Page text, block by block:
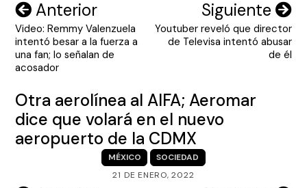
Navegación
de
entradas
Anterior
Video: Remmy Valenzuela
intentó besar a la fuerza a
una fan; lo señalan de
acosador
Siguiente
Youtuber reveló que director
de Televisa intentó abusar
de él
Otra aerolínea al AIFA; Aeromar
dice que volará en el nuevo
aeropuerto de la CDMX
MÉXICO
SOCIEDAD
21 DE ENERO, 2022